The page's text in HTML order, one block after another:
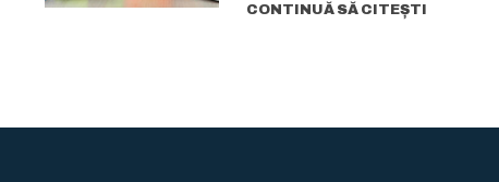
CONTINUĂ SĂ CITEȘTI